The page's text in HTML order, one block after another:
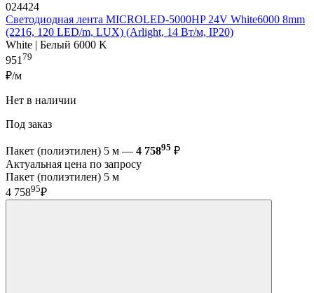
024424
Светодиодная лента MICROLED-5000HP 24V White6000 8mm
(2216, 120 LED/m, LUX) (Arlight, 14 Вт/м, IP20)
White | Белый 6000 K
95179
₽/м
Нет в наличии
Под заказ
Пакет (полиэтилен) 5 м — 4 75895 ₽
Актуальная цена по запросу
Пакет (полиэтилен) 5 м
4 75895₽